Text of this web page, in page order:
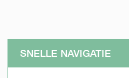
SNELLE NAVIGATIE